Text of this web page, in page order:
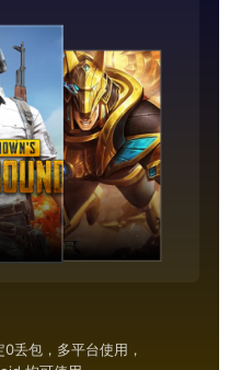
丢包，多平台使用，